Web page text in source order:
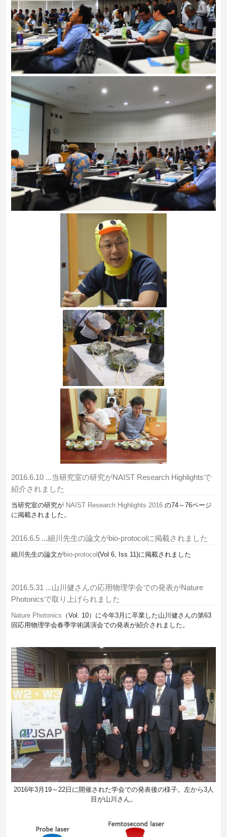
2016.6.10 ...当研究室の研究がNAIST Research Highlightsで
紹介されました
当研究室の研究が NAIST Research Highlights 2016 の74～76ページ
に掲載されました。
2016.6.5 ...細川先生の論文がbio-protocolに掲載されました
細川先生の論文がbio-protocol(Vol 6, Iss 11)に掲載されました
2016.5.31 ...山川健さんの応用物理学会での発表がNature
Photonicsで取り上げられました
Nature Photonics （Vol. 10）に今年3月に卒業した山川健さんの第63
回応用物理学会春季学術講演会での発表が紹介されました。
2016年3月19～22日に開催された学会での発表後の様子。左から3人
目が山川さん。